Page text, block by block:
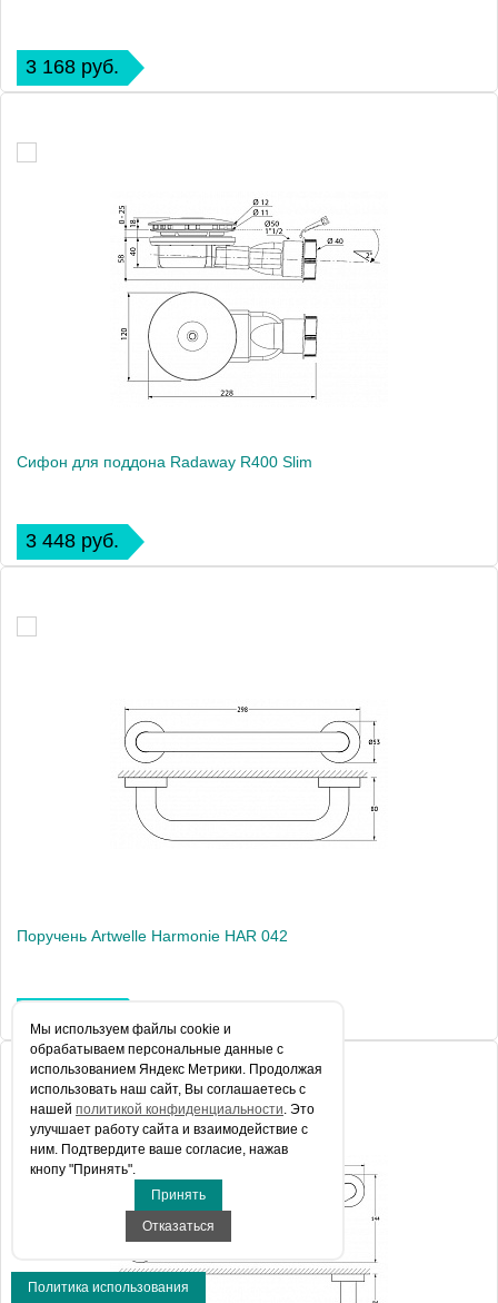
3 168 руб.
Сифон для поддона Radaway R400 Slim
3 448 руб.
Поручень Artwelle Harmonie HAR 042
Политика использования
Мы используем файлы сookie и
обрабатываем персональные данные с
использованием Яндекс Метрики. Продолжая
использовать наш сайт, Вы соглашаетесь с
нашей политикой конфиденциальности. Это
улучшает работу сайта и взаимодействие с
ним. Подтвердите ваше согласие, нажав
кнопу "Принять".
Принять
Отказаться